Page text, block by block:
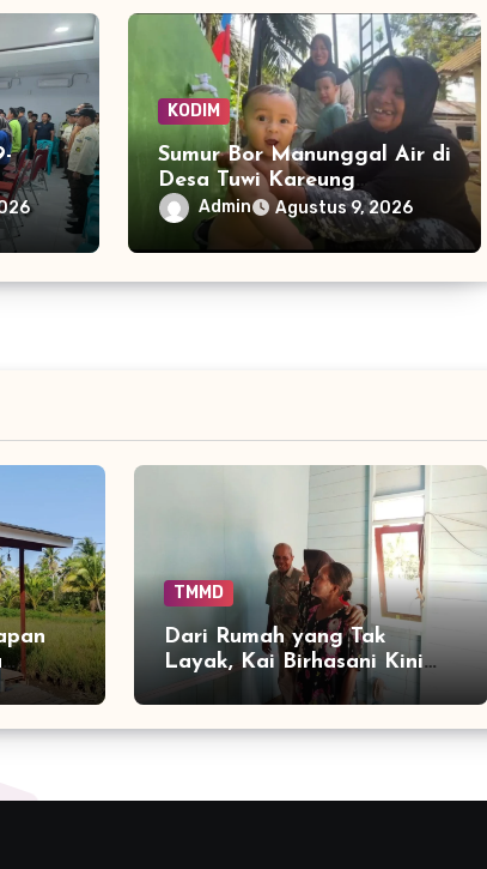
KODIM
Sumur Bor Manunggal Air di
Desa Tuwi Kareung
Rampung, Warga Sambut
dengan Senyum
Admin Agustus 9, 2026
TMMD
Dari Rumah yang Tak
Layak, Kai Birhasani Kini
Tersenyum Melihat Tempat
Tinggalnya Berubah